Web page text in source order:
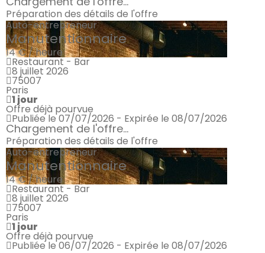
Préparation des détails de l'offre
Auto-entrepreneur
Manutentionnaire
14 € / heure
Restaurant - Bar
8 juillet 2026
75007
Paris
1 jour
Offre déjà pourvue
Publiée le 07/07/2026 - Expirée le 08/07/2026
Chargement de l'offre...
Préparation des détails de l'offre
Auto-entrepreneur
Manutentionnaire
14 € / heure
Restaurant - Bar
8 juillet 2026
75007
Paris
1 jour
Offre déjà pourvue
Publiée le 06/07/2026 - Expirée le 08/07/2026